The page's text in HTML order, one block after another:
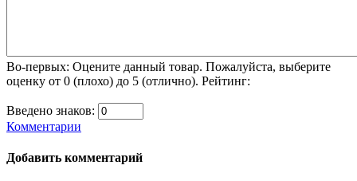
Во-первых: Оцените данный товар. Пожалуйста, выберите
оценку от 0 (плохо) до 5 (отлично). Рейтинг:
Введено знаков:
Комментарии
Добавить комментарий